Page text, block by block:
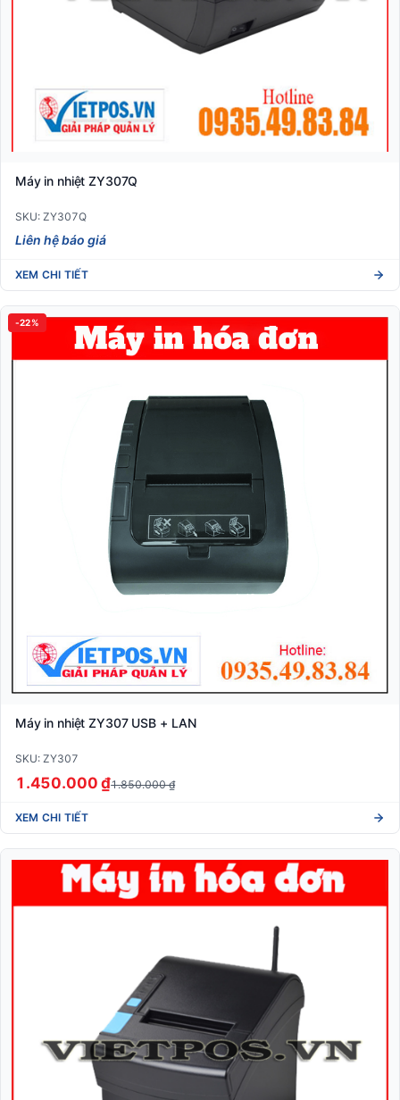
Máy in nhiệt ZY307Q
SKU: ZY307Q
Liên hệ báo giá
XEM CHI TIẾT
-22%
Máy in nhiệt ZY307 USB + LAN
SKU: ZY307
1.450.000 ₫1.850.000 ₫
XEM CHI TIẾT